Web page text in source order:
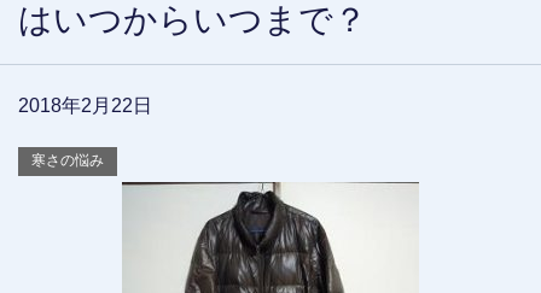
はいつからいつまで？
2018年2月22日
寒さの悩み